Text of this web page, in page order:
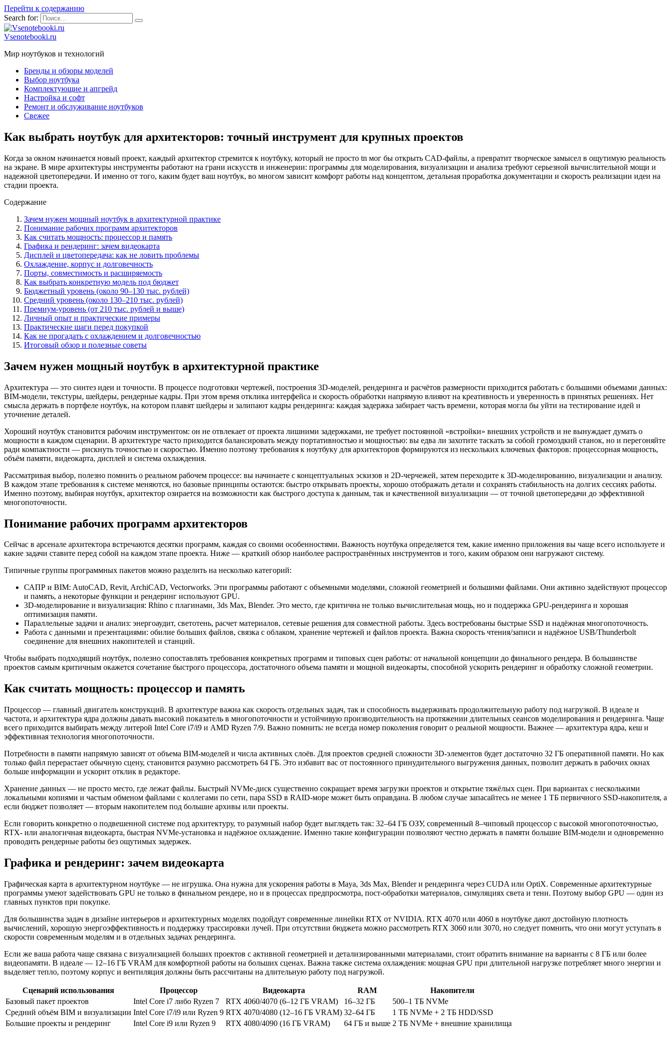
Перейти к содержанию
Search for:
Vsenotebooki.ru
Мир ноутбуков и технологий
Бренды и обзоры моделей
Выбор ноутбука
Комплектующие и апгрейд
Настройка и софт
Ремонт и обслуживание ноутбуков
Свежее
Как выбрать ноутбук для архитекторов: точный инструмент для крупных проектов
Когда за окном начинается новый проект, каждый архитектор стремится к ноутбуку, который не просто tn мог бы открыть CAD-файлы, а превратит творческое замысел в ощутимую реальность
на экране. В мире архитектуры инструменты работают на грани искусств и инженерии: программы для моделирования, визуализации и анализа требуют серьезной вычислительной мощи и
надежной цветопередачи. И именно от того, каким будет ваш ноутбук, во многом зависит комфорт работы над концептом, детальная проработка документации и скорость реализации идеи на
стадии проекта.
Содержание
Зачем нужен мощный ноутбук в архитектурной практике
Понимание рабочих программ архитекторов
Как считать мощность: процессор и память
Графика и рендеринг: зачем видеокарта
Дисплей и цветопередача: как не ловить проблемы
Охлаждение, корпус и долговечность
Порты, совместимость и расширяемость
Как выбрать конкретную модель под бюджет
Бюджетный уровень (около 90–130 тыс. рублей)
Средний уровень (около 130–210 тыс. рублей)
Премиум‑уровень (от 210 тыс. рублей и выше)
Личный опыт и практические примеры
Практические шаги перед покупкой
Как не прогадать с охлаждением и долговечностью
Итоговый обзор и полезные советы
Зачем нужен мощный ноутбук в архитектурной практике
Архитектура — это синтез идеи и точности. В процессе подготовки чертежей, построения 3D-моделей, рендеринга и расчётов размерности приходится работать с большими объемами данных:
BIM-модели, текстуры, шейдеры, рендерные кадры. При этом время отклика интерфейса и скорость обработки напрямую влияют на креативность и уверенность в принятых решениях. Нет
смысла держать в портфеле ноутбук, на котором плавят шейдеры и залипают кадры рендеринга: каждая задержка забирает часть времени, которая могла бы уйти на тестирование идей и
уточнение деталей.
Хороший ноутбук становится рабочим инструментом: он не отвлекает от проекта лишними задержками, не требует постоянной «встройки» внешних устройств и не вынуждает думать о
мощности в каждом сценарии. В архитектуре часто приходится балансировать между портативностью и мощностью: вы едва ли захотите таскать за собой громоздкий станок, но и перегоняйте
ради компактности — рискнуть точностью и скоростью. Именно поэтому требования к ноутбуку для архитекторов формируются из нескольких ключевых факторов: процессорная мощность,
объём памяти, видеокарта, дисплей и система охлаждения.
Рассматривая выбор, полезно помнить о реальном рабочем процессе: вы начинаете с концептуальных эскизов и 2D-черчежей, затем переходите к 3D-моделированию, визуализации и анализу.
В каждом этапе требования к системе меняются, но базовые принципы остаются: быстро открывать проекты, хорошо отображать детали и сохранять стабильность на долгих сессиях работы.
Именно поэтому, выбирая ноутбук, архитектор озирается на возможности как быстрого доступа к данным, так и качественной визуализации — от точной цветопередачи до эффективной
многопоточности.
Понимание рабочих программ архитекторов
Сейчас в арсенале архитектора встречаются десятки программ, каждая со своими особенностями. Важность ноутбука определяется тем, какие именно приложения вы чаще всего используете и
какие задачи ставите перед собой на каждом этапе проекта. Ниже — краткий обзор наиболее распространённых инструментов и того, каким образом они нагружают систему.
Типичные группы программных пакетов можно разделить на несколько категорий:
САПР и BIM: AutoCAD, Revit, ArchiCAD, Vectorworks. Эти программы работают с объемными моделями, сложной геометрией и большими файлами. Они активно задействуют процессор
и память, а некоторые функции и рендеринг используют GPU.
3D-моделирование и визуализация: Rhino с плагинами, 3ds Max, Blender. Это место, где критична не только вычислительная мощь, но и поддержка GPU-рендеринга и хорошая
оптимизация памяти.
Параллельные задачи и анализ: энергоаудит, светотень, расчет материалов, сетевые решения для совместной работы. Здесь востребованы быстрые SSD и надёжная многопоточность.
Работа с данными и презентациями: обилие больших файлов, связка с облаком, хранение чертежей и файлов проекта. Важна скорость чтения/записи и надёжное USB/Thunderbolt
соединение для внешних накопителей и станций.
Чтобы выбрать подходящий ноутбук, полезно сопоставлять требования конкретных программ и типовых сцен работы: от начальной концепции до финального рендера. В большинстве
проектов самым критичным окажется сочетание быстрого процессора, достаточного объема памяти и мощной видеокарты, способной ускорить рендеринг и обработку сложной геометрии.
Как считать мощность: процессор и память
Процессор — главный двигатель конструкций. В архитектуре важна как скорость отдельных задач, так и способность выдерживать продолжительную работу под нагрузкой. В идеале и
частота, и архитектура ядра должны давать высокий показатель в многопоточности и устойчивую производительность на протяжении длительных сеансов моделирования и рендеринга. Чаще
всего приходится выбирать между литерой Intel Core i7/i9 и AMD Ryzen 7/9. Важно помнить: не всегда номер поколения говорит о реальной мощности. Важнее — архитектура ядра, кеш и
эффективная технология многопоточности.
Потребности в памяти напрямую зависят от объема BIM-моделей и числа активных слоёв. Для проектов средней сложности 3D-элементов будет достаточно 32 ГБ оперативной памяти. Но как
только файл перерастает обычную сцену, становится разумно рассмотреть 64 ГБ. Это избавит вас от постоянного принудительного выгружения данных, позволит держать в рабочих окнах
больше информации и ускорит отклик в редакторе.
Хранение данных — не просто место, где лежат файлы. Быстрый NVMe-диск существенно сокращает время загрузки проектов и открытие тяжёлых сцен. При вариантах с несколькими
локальными копиями и частым обменом файлами с коллегами по сети, пара SSD в RAID-море может быть оправдана. В любом случае запасайтесь не менее 1 ТБ первичного SSD-накопителя, а
если бюджет позволяет — вторым накопителем под большие архивы или проекты.
Если говорить конкретно о подвешенной системе под архитектуру, то разумный набор будет выглядеть так: 32–64 ГБ ОЗУ, современный 8–чиповый процессор с высокой многопоточностью,
RTX- или аналогичная видеокарта, быстрая NVMe-установка и надёжное охлаждение. Именно такие конфигурации позволяют честно держать в памяти большие BIM-модели и одновременно
проводить рендерные работы без ощутимых задержек.
Графика и рендеринг: зачем видеокарта
Графическая карта в архитектурном ноутбуке — не игрушка. Она нужна для ускорения работы в Maya, 3ds Max, Blender и рендеринга через CUDA или OptiX. Современные архитектурные
программы умеют задействовать GPU не только в финальном рендере, но и в процессах предпросмотра, пост-обработки материалов, симуляциях света и тени. Поэтому выбор GPU — один из
главных пунктов при покупке.
Для большинства задач в дизайне интерьеров и архитектурных моделях подойдут современные линейки RTX от NVIDIA. RTX 4070 или 4060 в ноутбуке дают достойную плотность
вычислений, хорошую энергоэффективность и поддержку трассировки лучей. При отсутствии бюджета можно рассмотреть RTX 3060 или 3070, но следует помнить, что они могут уступать в
скорости современным моделям и в отдельных задачах рендеринга.
Если же ваша работа чаще связана с визуализацией больших проектов с активной геометрией и детализированными материалами, стоит обратить внимание на варианты с 8 ГБ или более
видеопамяти. В идеале — 12–16 ГБ VRAM для комфортной работы на больших сценах. Важна также система охлаждения: мощная GPU при длительной нагрузке потребляет много энергии и
выделяет тепло, поэтому корпус и вентиляция должны быть рассчитаны на длительную работу под нагрузкой.
Сценарий использования Процессор Видеокарта RAM
Накопители
Базовый пакет проектов
Intel Core i7 либо Ryzen 7 RTX 4060/4070 (6–12 ГБ VRAM) 16–32 ГБ
500–1 ТБ NVMe
Средний объём BIM и визуализации Intel Core i7/i9 или Ryzen 9 RTX 4070/4080 (12–16 ГБ VRAM) 32–64 ГБ
1 ТБ NVMe + 2 ТБ HDD/SSD
Большие проекты и рендеринг
Intel Core i9 или Ryzen 9 RTX 4080/4090 (16 ГБ VRAM) 64 ГБ и выше 2 ТБ NVMe + внешние хранилища